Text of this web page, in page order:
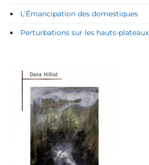
L'Émancipation des domestiques
Perturbations sur les hauts-plateaux